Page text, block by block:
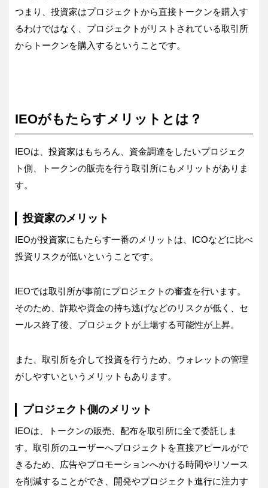
つまり、投資家はプロジェクトから直接トークンを購入す
るわけではなく、プロジェクトがリストされている取引所
からトークンを購入するということです。
IEOがもたらすメリットとは？
IEOは、投資家はもちろん、資金調達をしたいプロジェク
ト側、トークンの販売を行う取引所にもメリットがありま
す。
投資家のメリット
IEOが投資家にもたらす一番のメリットは、ICOなどに比べ
投資リスクが低いということです。
IEOでは取引所が事前にプロジェクトの審査を行います。
そのため、詐欺や資金の持ち逃げなどのリスクが低く、セ
ールス終了後、プロジェクトが上場する可能性が上昇。
また、取引所を介して投資を行うため、ウォレットの管理
がしやすいというメリットもあります。
プロジェクト側のメリット
IEOは、トークンの販売、配布を取引所に全て委託しま
す。取引所のユーザーへプロジェクトを直接アピールがで
きるため、広告やプロモーションへかける時間やリソース
を削減することができ、開発やプロジェクト進行に注力す